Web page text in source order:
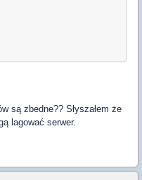
są zbedne?? Słyszałem że
lagować serwer.